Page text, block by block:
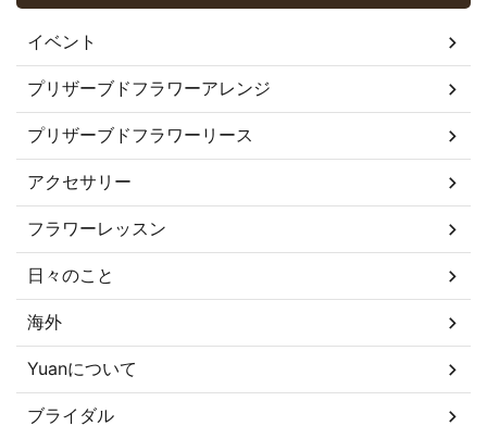
イベント
プリザーブドフラワーアレンジ
プリザーブドフラワーリース
アクセサリー
フラワーレッスン
日々のこと
海外
Yuanについて
ブライダル